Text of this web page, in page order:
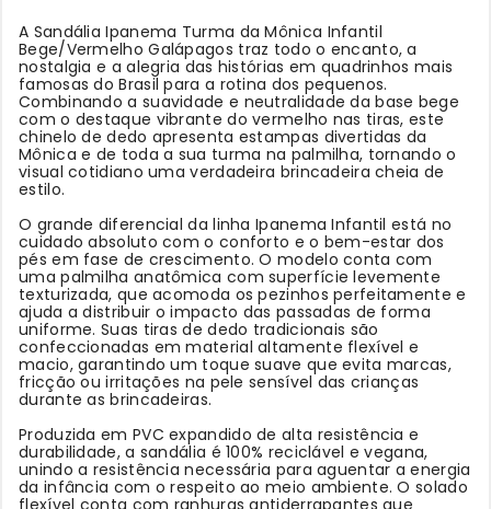
A Sandália Ipanema Turma da Mônica Infantil
Bege/Vermelho Galápagos traz todo o encanto, a
nostalgia e a alegria das histórias em quadrinhos mais
famosas do Brasil para a rotina dos pequenos.
Combinando a suavidade e neutralidade da base bege
com o destaque vibrante do vermelho nas tiras, este
chinelo de dedo apresenta estampas divertidas da
Mônica e de toda a sua turma na palmilha, tornando o
visual cotidiano uma verdadeira brincadeira cheia de
estilo.
O grande diferencial da linha Ipanema Infantil está no
cuidado absoluto com o conforto e o bem-estar dos
pés em fase de crescimento. O modelo conta com
uma palmilha anatômica com superfície levemente
texturizada, que acomoda os pezinhos perfeitamente e
ajuda a distribuir o impacto das passadas de forma
uniforme. Suas tiras de dedo tradicionais são
confeccionadas em material altamente flexível e
macio, garantindo um toque suave que evita marcas,
fricção ou irritações na pele sensível das crianças
durante as brincadeiras.
Produzida em PVC expandido de alta resistência e
durabilidade, a sandália é 100% reciclável e vegana,
unindo a resistência necessária para aguentar a energia
da infância com o respeito ao meio ambiente. O solado
flexível conta com ranhuras antiderrapantes que